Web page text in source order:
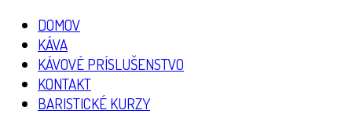
DOMOV
KÁVA
KÁVOVÉ PRÍSLUŠENSTVO
KONTAKT
BARISTICKÉ KURZY